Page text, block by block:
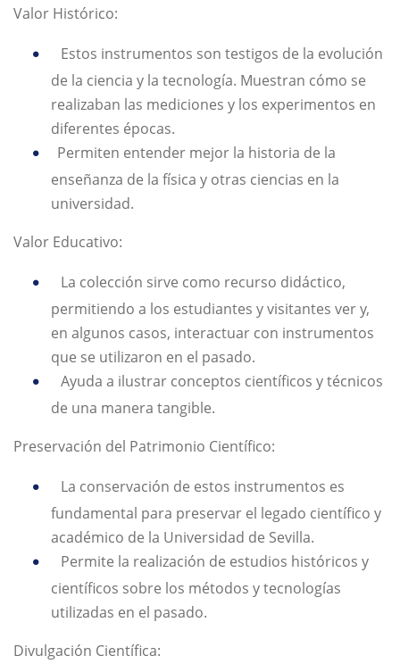
Valor Histórico:
Estos instrumentos son testigos de la evolución
de la ciencia y la tecnología. Muestran cómo se
realizaban las mediciones y los experimentos en
diferentes épocas.
Permiten entender mejor la historia de la
enseñanza de la física y otras ciencias en la
universidad.
Valor Educativo:
La colección sirve como recurso didáctico,
permitiendo a los estudiantes y visitantes ver y,
en algunos casos, interactuar con instrumentos
que se utilizaron en el pasado.
Ayuda a ilustrar conceptos científicos y técnicos
de una manera tangible.
Preservación del Patrimonio Científico:
La conservación de estos instrumentos es
fundamental para preservar el legado científico y
académico de la Universidad de Sevilla.
Permite la realización de estudios históricos y
científicos sobre los métodos y tecnologías
utilizadas en el pasado.
Divulgación Científica: